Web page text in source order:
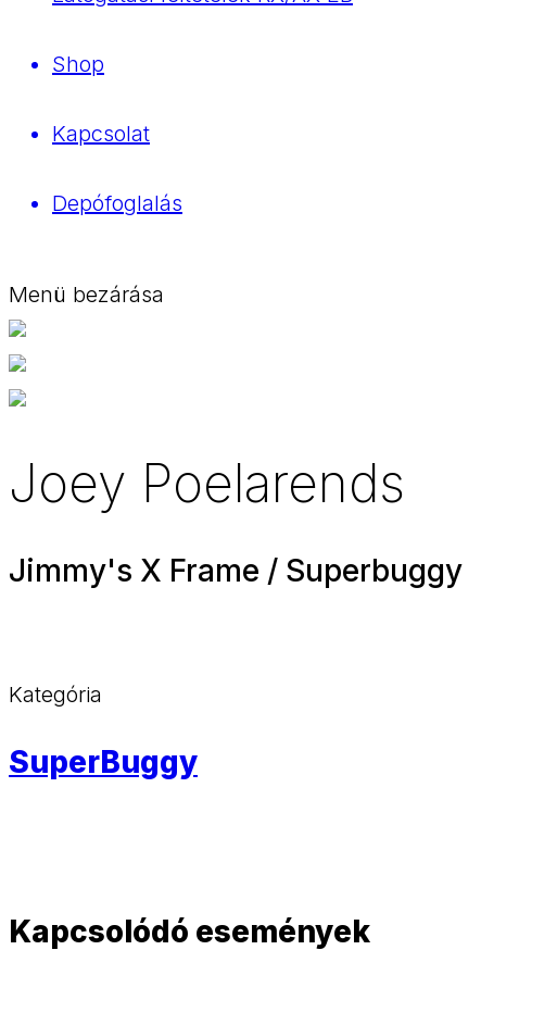
Shop
Kapcsolat
Depófoglalás
Menü bezárása
Joey Poelarends
Jimmy's X Frame / Superbuggy
Kategória
SuperBuggy
Kapcsolódó események